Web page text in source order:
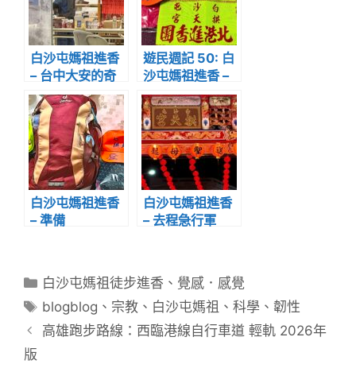
白沙屯媽祖進香
– 台中大安的奇
幻旅程
遊民週記 50: 白
沙屯媽祖進香 –
報名
白沙屯媽祖進香
– 準備
白沙屯媽祖進香
– 去程急行軍
分
類
白沙屯媽祖徒步進香 、 覺感．感覺
標
籤
blogblog 、 宗教 、 白沙屯媽祖 、科學 、韌性
高雄跑步路線：西臨港線自行車道 輕軌 2026年
版